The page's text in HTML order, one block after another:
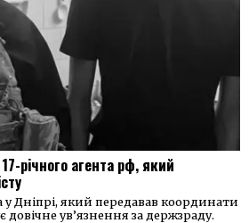
річного агента рф, який
у Дніпрі, який передавав координати
довічне ув’язнення за держзраду.